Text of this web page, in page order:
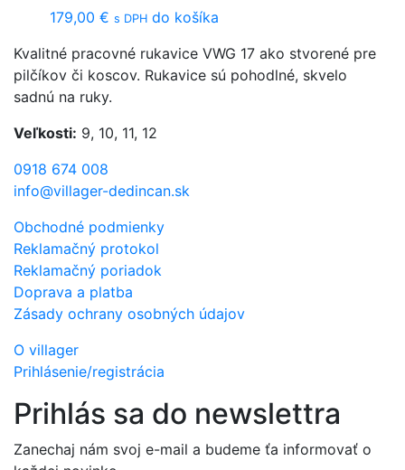
179,00 € s DPH do košíka
Kvalitné pracovné rukavice VWG 17 ako stvorené pre
pilčíkov či koscov. Rukavice sú pohodlné, skvelo
sadnú na ruky.
Veľkosti: 9, 10, 11, 12
0918 674 008
info@villager-dedincan.sk
Obchodné podmienky
Reklamačný protokol
Reklamačný poriadok
Doprava a platba
Zásady ochrany osobných údajov
O villager
Prihlásenie/registrácia
Prihlás sa do newslettra
Zanechaj nám svoj e-mail a budeme ťa informovať o